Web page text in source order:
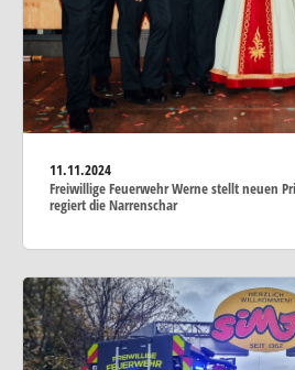
11.11.2024
Freiwillige Feuerwehr Werne stellt neuen
regiert die Narrenschar